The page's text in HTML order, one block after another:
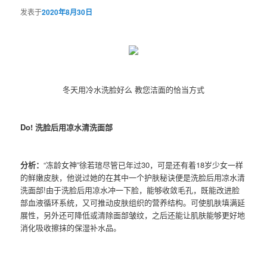
发表于2020年8月30日
冬天用冷水洗脸好么 教您洁面的恰当方式
Do! 洗脸后用凉水清洗面部
分析：“冻龄女神”徐若瑄尽管已年过30，可是还有着18岁少女一样
的鲜嫩皮肤，他说过她的在其中一个护肤秘诀便是洗脸后用凉水清
洗面部!由于洗脸后用凉水冲一下脸，能够收敛毛孔，既能改进脸
部血液循环系统，又可推动皮肤组织的营养结构。可使肌肤填满延
展性，另外还可降低或清除面部皱纹，之后还能让肌肤能够更好地
消化吸收擦抹的保湿补水品。